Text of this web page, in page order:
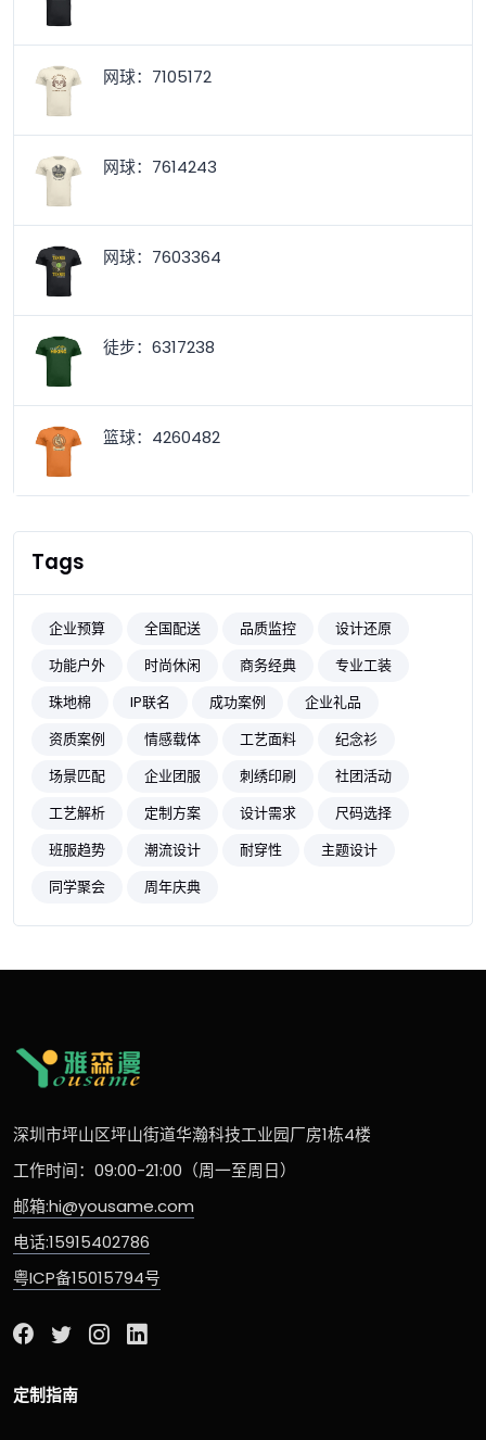
网球：7105172
网球：7614243
网球：7603364
徒步：6317238
篮球：4260482
Tags
企业预算 全国配送 品质监控
设计还原
功能户外
时尚休闲 商务经典
专业工装
珠地棉
IP联名 成功案例
企业礼品
资质案例
情感载体 工艺面料
纪念衫
场景匹配
企业团服 刺绣印刷
社团活动
工艺解析
定制方案 设计需求
尺码选择
班服趋势
潮流设计 耐穿性
主题设计
同学聚会
周年庆典
深圳市坪山区坪山街道华瀚科技工业园厂房1栋4楼
工作时间：09:00-21:00（周一至周日）
邮箱:hi@yousame.com
电话:15915402786
粤ICP备15015794号
定制指南